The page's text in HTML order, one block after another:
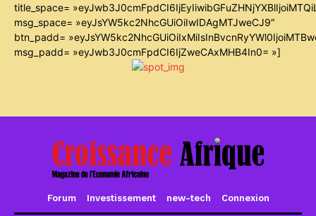
title_space=
msg_space= »eyJsYW5kc2NhcGUiOiIwIDAgMTJweCJ9″
btn_padd=
msg_padd= »eyJwb3J0cmFpdCI6IjZweCAxMHB4In0= »]
Forum Investissement new-tech Connexion